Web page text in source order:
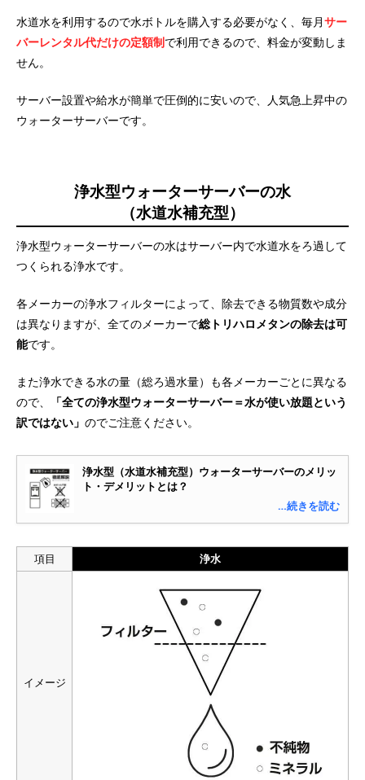
水道水を利用するので水ボトルを購入する必要がなく、毎月サー
バーレンタル代だけの定額制で利用できるので、料金が変動しま
せん。
サーバー設置や給水が簡単で圧倒的に安いので、人気急上昇中の
ウォーターサーバーです。
浄水型ウォーターサーバーの水
（水道水補充型）
浄水型ウォーターサーバーの水はサーバー内で水道水をろ過して
つくられる浄水です。
各メーカーの浄水フィルターによって、除去できる物質数や成分
は異なりますが、全てのメーカーで総トリハロメタンの除去は可
能です。
また浄水できる水の量（総ろ過水量）も各メーカーごとに異なる
ので、
「全ての浄水型ウォーターサーバー＝水が使い放題という
訳ではない」 のでご注意ください。
浄水型（水道水補充型）ウォーターサーバーのメリッ
ト・デメリットとは？
…続きを読む
項目 浄水
イメージ